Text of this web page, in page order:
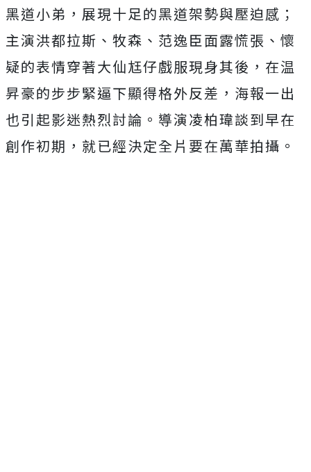
黑道小弟，展現十足的黑道架勢與壓迫感；
主演洪都拉斯、牧森、范逸臣面露慌張、 懷
疑的表情穿著大仙尪仔戲服現身其後， 在温
昇豪的步步緊逼下顯得格外反差， 海報一出
也引起影迷熱烈討論。導演凌柏瑋談到早在
創作初期， 就已經決定全片要在萬華拍攝。